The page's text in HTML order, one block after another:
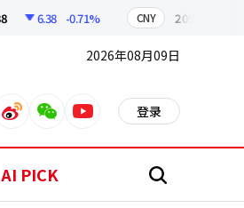
6.38 -0.71% CNY 209.17
2026年08月09日
weiboweixinyoutube 登录
AI PICK 搜